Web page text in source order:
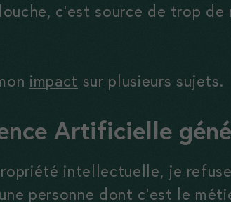
c’est source de trop de
impact sur plusieurs sujets.
Artificielle
intellectuelle, je
personne dont c’est le